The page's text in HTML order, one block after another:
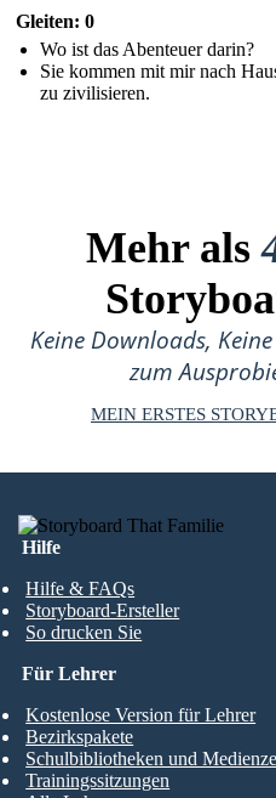
Gleiten: 0
Wo ist das Abenteuer darin?
Sie kommen mit mir nach
zu zivilisieren.
Mehr als
Keine Downloads,
zum
MEIN ERSTES
Hilfe
Hilfe & FAQs
Storyboard-Ersteller
So drucken Sie
Für Lehrer
Kostenlose Version für Lehrer
Bezirkspakete
Schulbibliotheken und
Trainingssitzungen